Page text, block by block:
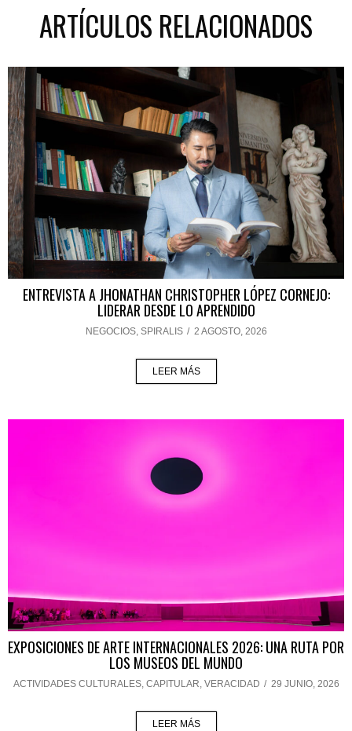
ARTÍCULOS RELACIONADOS
ENTREVISTA A JHONATHAN CHRISTOPHER LÓPEZ CORNEJO:
LIDERAR DESDE LO APRENDIDO
NEGOCIOS, SPIRALIS / 2 AGOSTO, 2026
LEER MÁS
EXPOSICIONES DE ARTE INTERNACIONALES 2026: UNA RUTA POR
LOS MUSEOS DEL MUNDO
ACTIVIDADES CULTURALES, CAPITULAR, VERACIDAD / 29 JUNIO, 2026
LEER MÁS